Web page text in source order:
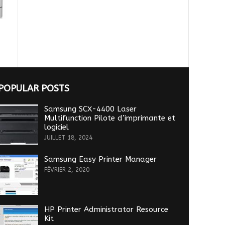
POSTS
Samsung SCX-4400 Laser
Multifunction Pilote d’imprimante et
logiciel
JUILLET 18, 2024
Samsung Easy Printer Manager
FÉVRIER 2, 2020
HP Printer Administrator Resource
Kit